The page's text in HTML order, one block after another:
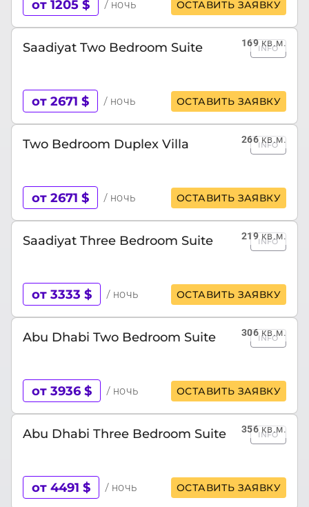
от 1205 $ / ночь ОСТАВИТЬ ЗАЯВКУ
169кв.м.
Saadiyat Two Bedroom Suite INFO
от 2671 $ / ночь ОСТАВИТЬ ЗАЯВКУ
266кв.м.
Two Bedroom Duplex Villa INFO
от 2671 $ / ночь ОСТАВИТЬ ЗАЯВКУ
219кв.м.
Saadiyat Three Bedroom Suite INFO
от 3333 $ / ночь ОСТАВИТЬ ЗАЯВКУ
306кв.м.
Abu Dhabi Two Bedroom Suite INFO
от 3936 $ / ночь ОСТАВИТЬ ЗАЯВКУ
356кв.м.
Abu Dhabi Three Bedroom Suite INFO
от 4491 $ / ночь ОСТАВИТЬ ЗАЯВКУ